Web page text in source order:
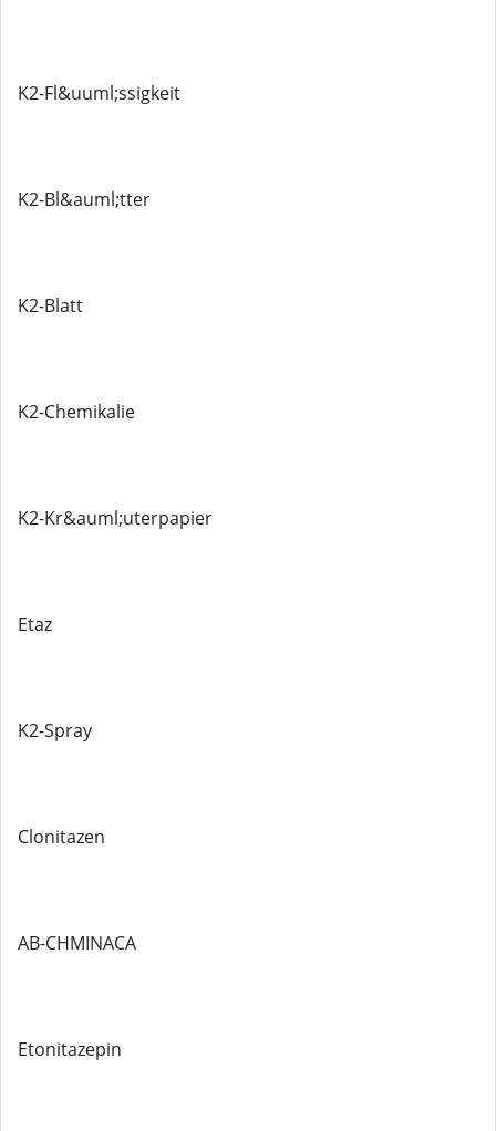
K2-Fl&uuml;ssigkeit
K2-Bl&auml;tter
K2-Blatt
K2-Chemikalie
K2-Kr&auml;uterpapier
Etaz
K2-Spray
Clonitazen
AB-CHMINACA
Etonitazepin